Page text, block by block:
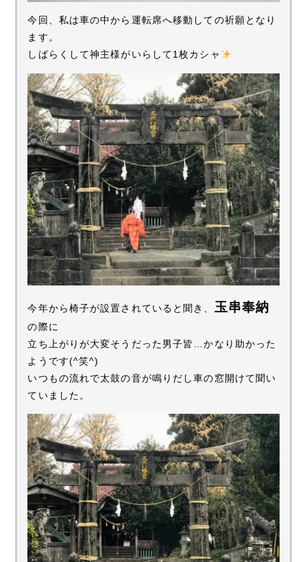
今回、私は車の中から運転席へ移動しての祈願となり
ます。
しばらくして神主様がいらして1枚カシャ
今年から椅子が設置されていると聞き、 玉串奉納
の際に
立ち上がりが大変そうだった男子皆…かなり助かった
ようです(^笑^)
いつもの流れで太鼓の音が鳴りだし車の窓開けて聞い
ていました。